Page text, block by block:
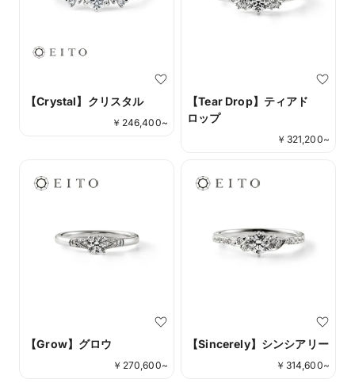
【Crystal】クリスタル
￥ 246,400~
【Tear Drop】ティアド
ロップ
￥ 321,200~
【Grow】グロウ
￥ 270,600~
【Sincerely】シンシアリー
￥ 314,600~